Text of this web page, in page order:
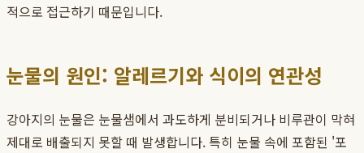
적으로 접근하기 때문입니다.
눈물의 원인: 알레르기와 식이의 연관성
강아지의 눈물은 눈물샘에서 과도하게 분비되거나 비루관이 막혀
제대로 배출되지 못할 때 발생합니다. 특히 눈물 속에 포함된 '포